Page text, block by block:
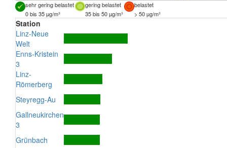
sehr gering belastet gering belastet
belastet
0 bis 35 µg/m³
35 bis 50 µg/m³ > 50 µg/m³
Station
Linz-Neue
Welt
Enns-Kristein
3
Linz-
Römerberg
Steyregg-Au
Gallneukirchen
3
Grünbach